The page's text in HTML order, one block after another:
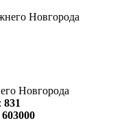
Новгорода
Новгорода
831
603000